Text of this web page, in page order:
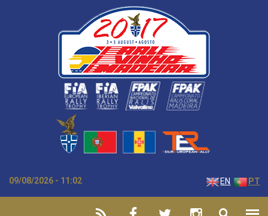
Passar para o conteúdo principal
09/08/2026 - 11:02 EN PT